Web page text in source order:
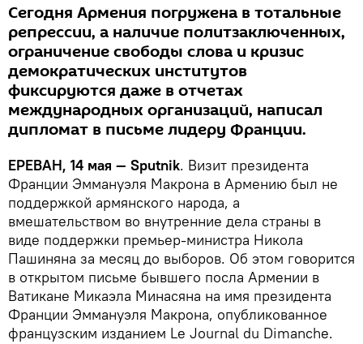
Сегодня Армения погружена в тотальные
репрессии, а наличие политзаключенных,
ограничение свободы слова и кризис
демократических институтов
фиксируются даже в отчетах
международных организаций, написал
дипломат в письме лидеру Франции.
ЕРЕВАН, 14 мая — Sputnik. Визит президента
Франции Эммануэля Макрона в Армению был не
поддержкой армянского народа, а
вмешательством во внутренние дела страны в
виде поддержки премьер-министра Никола
Пашиняна за месяц до выборов. Об этом говорится
в открытом письме бывшего посла Армении в
Ватикане Микаэла Минасяна на имя президента
Франции Эммануэля Макрона, опубликованное
французским изданием Le Journal du Dimanche.